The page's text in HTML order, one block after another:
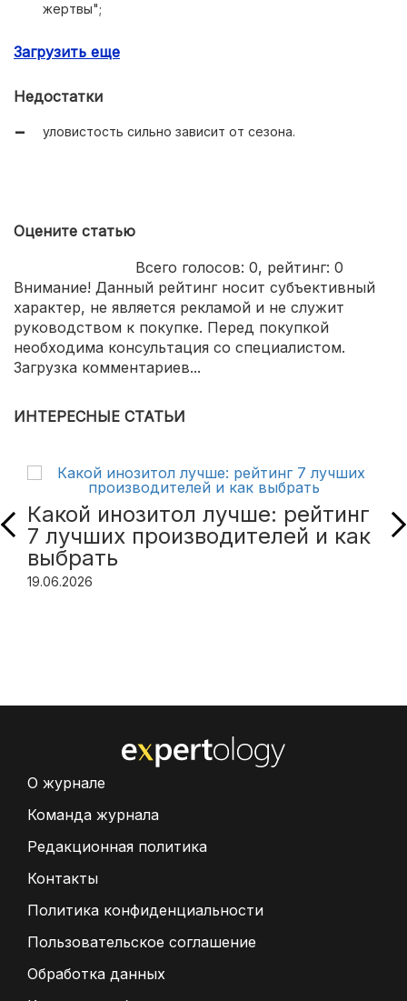
жертвы";
Загрузить еще
Недостатки
уловистость сильно зависит от сезона.
Оцените статью
Всего голосов: 0, рейтинг: 0
Внимание! Данный рейтинг носит субъективный
характер, не является рекламой и не служит
руководством к покупке. Перед покупкой
необходима консультация со специалистом.
Загрузка комментариев...
ИНТЕРЕСНЫЕ СТАТЬИ
Какой инозитол лучше: рейтинг
7 лучших производителей и как
выбрать
19.06.2026
О журнале
Команда журнала
Редакционная политика
Контакты
Политика конфиденциальности
Пользовательское соглашение
Обработка данных